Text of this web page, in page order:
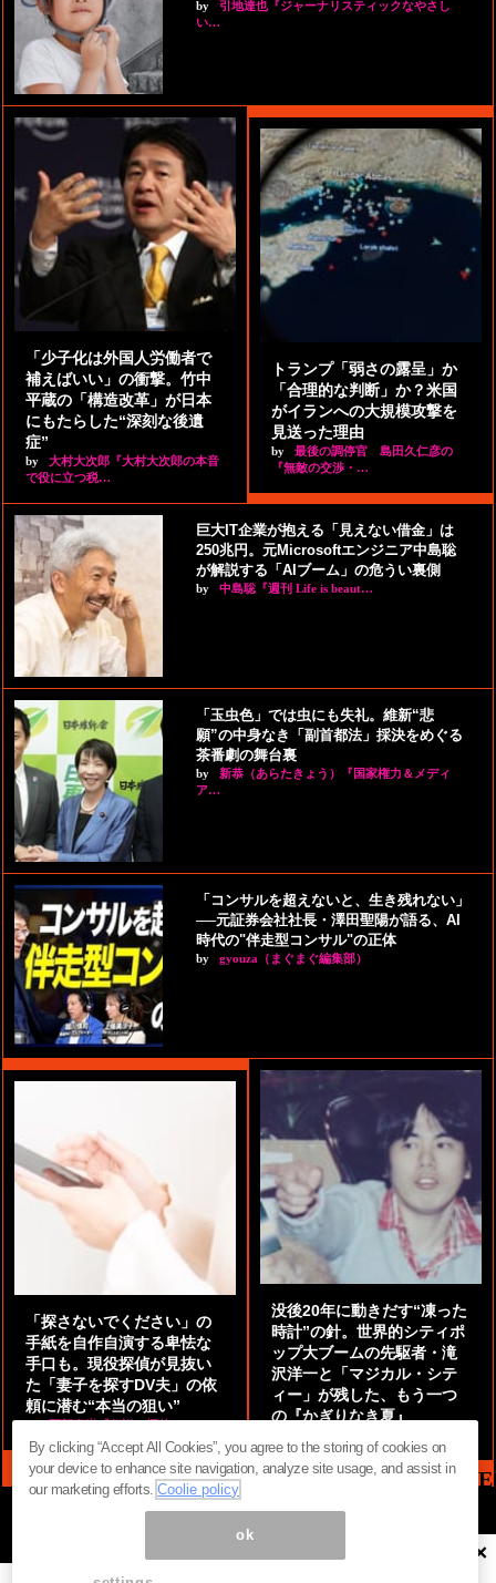
by
引地達也『ジャーナリスティックなやさし
い…
「少子化は外国人労働者で
補えばいい」の衝撃。竹中
平蔵の「構造改革」が日本
にもたらした“深刻な後遺
症”
by
大村大次郎『大村大次郎の本音
で役に立つ税…
トランプ「弱さの露呈」か
「合理的な判断」か？米国
がイランへの大規模攻撃を
見送った理由
by
最後の調停官 島田久仁彦の
『無敵の交渉・…
巨大IT企業が抱える「見えない借金」は
250兆円。元Microsoftエンジニア中島聡
が解説する「AIブーム」の危うい裏側
by 中島聡『週刊 Life is beaut…
「玉虫色」では虫にも失礼。維新“悲
願”の中身なき「副首都法」採決をめぐる
茶番劇の舞台裏
by
新恭（あらたきょう）『国家権力＆メディ
ア…
「コンサルを超えないと、生き残れない」
──元証券会社社長・澤田聖陽が語る、AI
時代の"伴走型コンサル"の正体
by gyouza（まぐまぐ編集部）
「探さないでください」の
手紙を自作自演する卑怯な
手口も。現役探偵が見抜い
た「妻子を探すDV夫」の依
頼に潜む“本当の狙い”
by 阿部泰尚『伝説の探偵』
没後20年に動きだす“凍った
時計”の針。世界的シティポ
ップ大ブームの先駆者・滝
沢洋一と「マジカル・シテ
ィー」が残した、もう一つ
の『かぎりなき夏』
MAG2 NEWS HEADLINE
ページ内の商標は全て商標権者に属します。無断転載を禁じます。 ©
まぐまぐ！
×
By clicking “Accept All Cookies”, you agree to the storing of cookies on
your device to enhance site navigation, analyze site usage, and assist in
our marketing efforts.Coolie policy
ok